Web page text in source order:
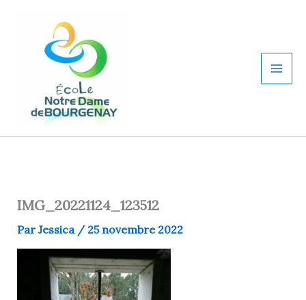
IMG_20221124_123512
Par Jessica / 25 novembre 2022